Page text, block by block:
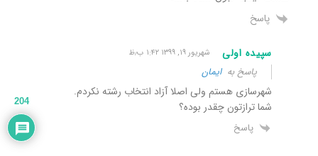
پاسخ
سپیده اولی شهریور ۱۹, ۱۳۹۹ ۱:۴۲ ب٫ظ
پاسخ بهایمان
شهرسازی هستم ولی اصلا آزاد انتخاب رشته نکردم.
شما ترازتون چقدر بوده؟
پاسخ
204